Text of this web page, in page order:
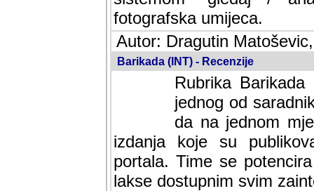
fotografska umijeca.
Autor: Dragutin
Barikada (INT) - Recenzije
Rubrika
jednog od
da na jednom
izdanja koje su
portala. Time se
lakse dostupnim svim